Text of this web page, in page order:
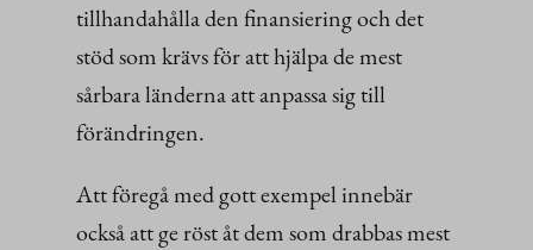
tillhandahålla den finansiering och det
stöd som krävs för att hjälpa de mest
sårbara länderna att anpassa sig till
förändringen.
Att föregå med gott exempel innebär
också att ge röst åt dem som drabbas mest